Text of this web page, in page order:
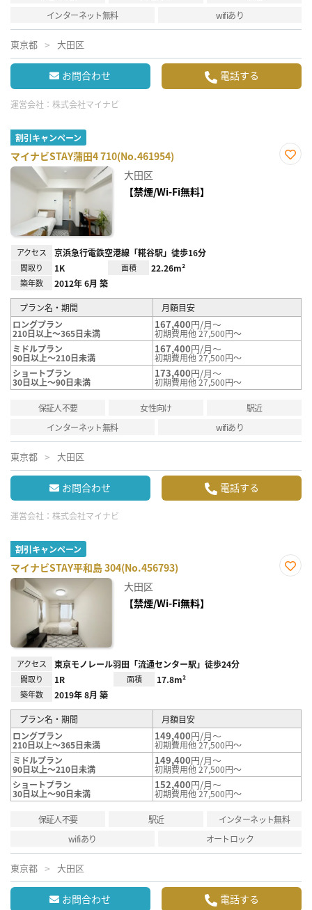
インターネット無料
wifiあり
東京都 大田区
お問合わせ 電話する
運営会社： 株式会社マイナビ
割引キャンペーン
マイナビSTAY蒲田4 710(No.461954)
大田区
【禁煙/Wi-Fi無料】
アクセス 京浜急行電鉄空港線「糀谷駅」徒歩16分
間取り 1K 面積 22.26m²
築年数 2012年 6月 築
プラン名・期間
月額目安
ロングプラン
210日以上～365日未満
167,400円/月～
初期費用他 27,500円～
ミドルプラン
90日以上～210日未満
167,400円/月～
初期費用他 27,500円～
ショートプラン
30日以上～90日未満
173,400円/月～
初期費用他 27,500円～
保証人不要 女性向け
駅近
インターネット無料
wifiあり
東京都 大田区
お問合わせ 電話する
運営会社： 株式会社マイナビ
割引キャンペーン
マイナビSTAY平和島 304(No.456793)
大田区
【禁煙/Wi-Fi無料】
アクセス 東京モノレール羽田「流通センター駅」徒歩24分
間取り 1R 面積 17.8m²
築年数 2019年 8月 築
プラン名・期間
月額目安
ロングプラン
210日以上～365日未満
149,400円/月～
初期費用他 27,500円～
ミドルプラン
90日以上～210日未満
149,400円/月～
初期費用他 27,500円～
ショートプラン
30日以上～90日未満
152,400円/月～
初期費用他 27,500円～
保証人不要 駅近
インターネット無料
wifiあり
オートロック
東京都 大田区
お問合わせ 電話する